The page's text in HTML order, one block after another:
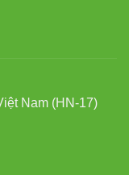
Nam (HN-17)